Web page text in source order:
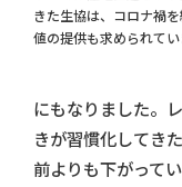
きた生協は、コロナ禍
値の提供も求められて
にもなりました。
きが習慣化してき
前よりも下がって